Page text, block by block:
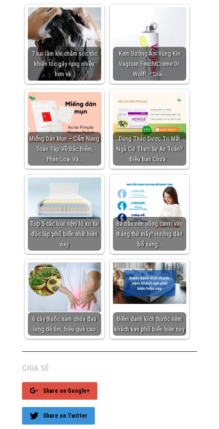
7 sai lầm khi chăm sóc tóc
khiến tóc gãy rụng nhiều
hơn và…
Kem Dưỡng Ẩm Vùng Kín
Vagisan FeuchtCreme Dr.
Wolff – Giải…
Miếng Dán Mụn – Cẩm Nang
Toàn Tập Về Đặc Điểm,
Phân Loại Và…
Dùng Thảo Dược Trị Mất
Ngủ Có Thực Sự An Toàn?
Điều Bạn Chưa…
Top 5 các loại nệm lò xo túi
độc lập phổ biến nhất hiện
nay
Bà bầu nên uống canxi vào
tháng thứ mấy? Hướng dẫn
bổ sung…
6 cây thuốc nam chữa đau
lưng dễ tìm, hiệu quả cao
Điểm danh kích thước nệm
khách sạn phổ biến hiện nay
CHIA SẺ
Share on Google+
Share on Twitter